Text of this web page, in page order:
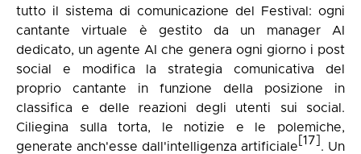
tutto il sistema di comunicazione del Festival: ogni
cantante virtuale è gestito da un manager AI
dedicato, un agente AI che genera ogni giorno i post
social e modifica la strategia comunicativa del
proprio cantante in funzione della posizione in
classifica e delle reazioni degli utenti sui social.
Ciliegina sulla torta, le notizie e le polemiche,
generate anch'esse dall'intelligenza artificiale [17] . Un